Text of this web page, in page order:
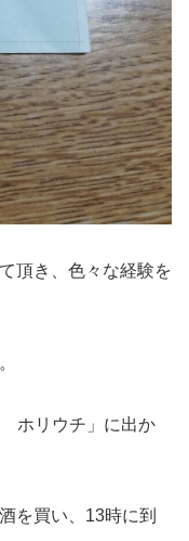
頂き、色々な経験を
ホリウチ」に出か
を買い、13時に到